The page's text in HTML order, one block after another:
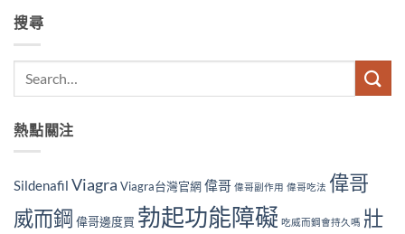
搜尋
熱點關注
Sildenafil Viagra Viagra台灣官網偉哥 偉哥副作用 偉哥吃法 偉哥
威而鋼 偉哥邊度買 勃起功能障礙 吃威而鋼會持久嗎 壯